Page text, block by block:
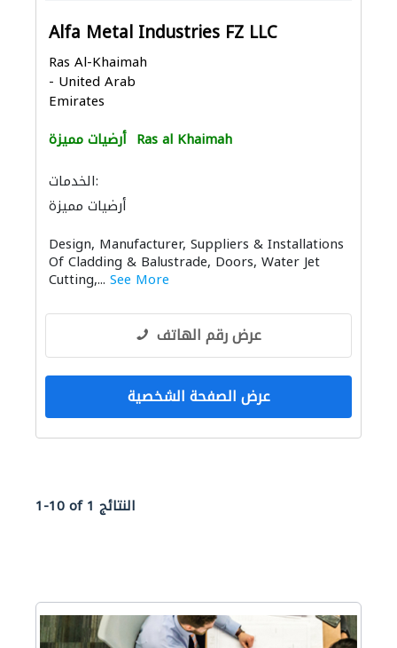
Alfa Metal Industries FZ LLC
Ras Al-Khaimah
- United Arab
Emirates
أرضيات مميزة Ras al Khaimah
الخدمات:
أرضيات مميزة
Design, Manufacturer, Suppliers & Installations
Of Cladding & Balustrade, Doors, Water Jet
Cutting,... See More
عرض رقم الهاتف
عرض الصفحة الشخصية
1-10 of 1 النتائج